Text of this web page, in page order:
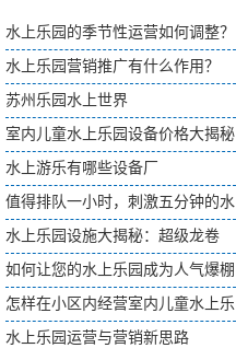
水上乐园的季节性运营如何调整？
水上乐园营销推广有什么作用？
苏州乐园水上世界
室内儿童水上乐园设备价格大揭秘
水上游乐有哪些设备厂
值得排队一小时，刺激五分钟的水
上滑梯，有哪些？
水上乐园设施大揭秘：超级龙卷
风、激流勇进、人造浪池一网打尽
如何让您的水上乐园成为人气爆棚
的度假胜地？
怎样在小区内经营室内儿童水上乐
园？
水上乐园运营与营销新思路